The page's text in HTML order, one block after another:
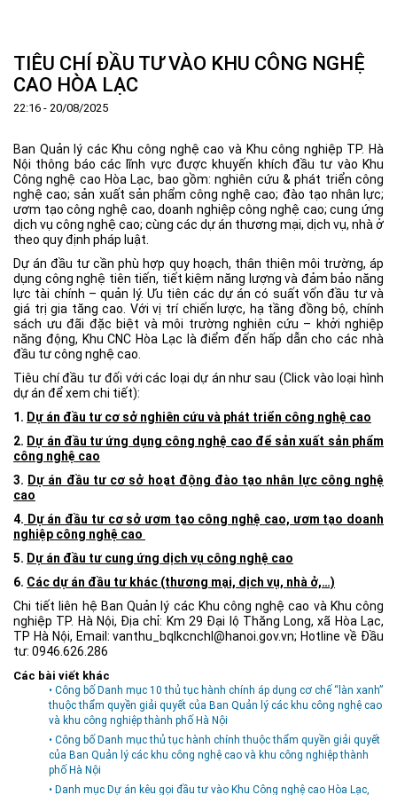
Lịch sử hình thành và phát triển
Tầm nhìn - Sứ mệnh
Cơ cấu tổ chức
Chức năng, nhiệm vụ
Tin tức - sự kiện
Ban Quản lý Khu
Doanh nghiệp
Hợp tác quốc tế
Đào tạo và Nghiên cứu
Cách mạng công nghiệp lần thứ 4
Quy hoạch
Quy hoạch khu chức năng
Vị trí
Cơ sở hạ tầng
Cơ chế ưu đãi đầu tư
Cơ chế Một cửa
Nguồn nhân lực
Nhà đầu tư
Hướng dẫn đầu tư ▼
Trình tự, thủ tục đầu tư
Tiêu chí đầu tư
Lĩnh vực đầu tư
Quản lý và vận hành dự án đầu tư
Văn bản pháp luật ▼
Các thủ tục hành chính
Doanh nghiệp
Đất đai
Đầu tư
Khu CNC Hòa Lạc
Lao động
Môi trường
Quy hoạch - Xây dựng
Ưu đãi đầu tư
Văn bản khác
Thông báo
Thông báo chung
Tuyển dụng
Công khai ngân sách
Dữ liệu mở
FAQs
Liên hệ - Liên kết ▼
Liên kết
Liên hệ
TIÊU CHÍ ĐẦU TƯ VÀO KHU CÔNG NGHỆ
CAO HÒA LẠC
22:16 - 20/08/2025
Ban Quản lý các Khu công nghệ cao và Khu công nghiệp TP. Hà
Nội thông báo các lĩnh vực được khuyến khích đầu tư vào Khu
Công nghệ cao Hòa Lạc, bao gồm: nghiên cứu & phát triển công
nghệ cao; sản xuất sản phẩm công nghệ cao; đào tạo nhân lực;
ươm tạo công nghệ cao, doanh nghiệp công nghệ cao; cung ứng
dịch vụ công nghệ cao; cùng các dự án thương mại, dịch vụ, nhà ở
theo quy định pháp luật.
Dự án đầu tư cần phù hợp quy hoạch, thân thiện môi trường, áp
dụng công nghệ tiên tiến, tiết kiệm năng lượng và đảm bảo năng
lực tài chính – quản lý. Ưu tiên các dự án có suất vốn đầu tư và
giá trị gia tăng cao. Với vị trí chiến lược, hạ tầng đồng bộ, chính
sách ưu đãi đặc biệt và môi trường nghiên cứu – khởi nghiệp
năng động, Khu CNC Hòa Lạc là điểm đến hấp dẫn cho các nhà
đầu tư công nghệ cao.
Tiêu chí đầu tư đối với các loại dự án như sau (Click vào loại hình
dự án để xem chi tiết):
1. Dự án đầu tư cơ sở nghiên cứu và phát triển công nghệ cao
2. Dự án đầu tư ứng dụng công nghệ cao để sản xuất sản phẩm
công nghệ cao
3. Dự án đầu tư cơ sở hoạt động đào tạo nhân lực công nghệ
cao
4. Dự án đầu tư cơ sở ươm tạo công nghệ cao, ươm tạo doanh
nghiệp công nghệ cao
5. Dự án đầu tư cung ứng dịch vụ công nghệ cao
6. Các dự án đầu tư khác (thương mại, dịch vụ, nhà ở,…)
Chi tiết liên hệ Ban Quản lý các Khu công nghệ cao và Khu công
nghiệp TP. Hà Nội, Địa chỉ: Km 29 Đại lộ Thăng Long, xã Hòa Lạc,
TP Hà Nội, Email: vanthu_bqlkcnchl@hanoi.gov.vn; Hotline về Đầu
tư: 0946.626.286
Các bài viết khác
• Công bố Danh mục 10 thủ tục hành chính áp dụng cơ chế “làn xanh”
thuộc thẩm quyền giải quyết của Ban Quản lý các khu công nghệ cao
và khu công nghiệp thành phố Hà Nội
• Công bố Danh mục thủ tục hành chính thuộc thẩm quyền giải quyết
của Ban Quản lý các khu công nghệ cao và khu công nghiệp thành
phố Hà Nội
• Danh mục Dự án kêu gọi đầu tư vào Khu Công nghệ cao Hòa Lạc,